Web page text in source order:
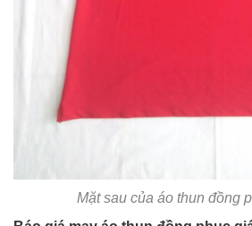
Mặt sau của áo thun đồng